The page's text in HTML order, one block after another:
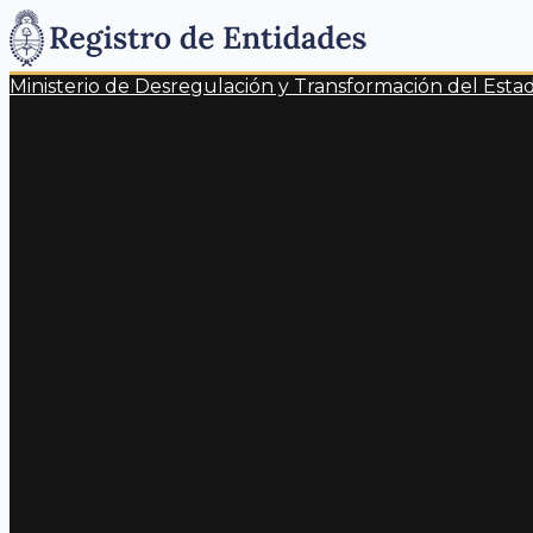
Ministerio de Desregulación y Transformación del